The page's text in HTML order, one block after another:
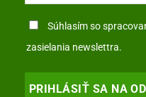
Súhlasím so
zasielania newslettra.